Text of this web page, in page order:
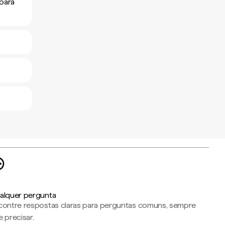
pergunta
respostas claras para perguntas comuns, sempre
precisar.